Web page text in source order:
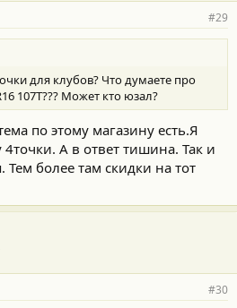
#29
для клубов? Что думаете про
107T??? Может кто юзал?
по этому магазину есть.Я
А в ответ тишина. Так и
Тем более там скидки на тот
#30